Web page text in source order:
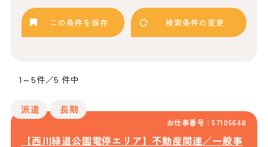
この条件を保存 検索条件の変更
1～5件／5 件中
お仕事番号：57105648
派遣 長期
【西川緑道公園電停エリア】不動産関連／一般事